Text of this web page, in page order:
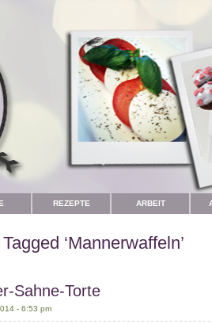
REZEPTE ARBEIT
‘Mannerwaffeln’
Sahne-Torte
- 6:53 pm